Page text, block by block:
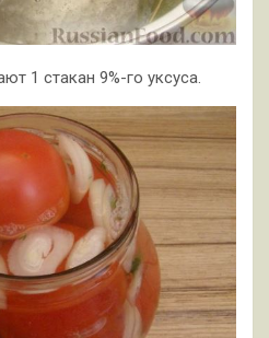
1 стакан 9%-го уксуса.